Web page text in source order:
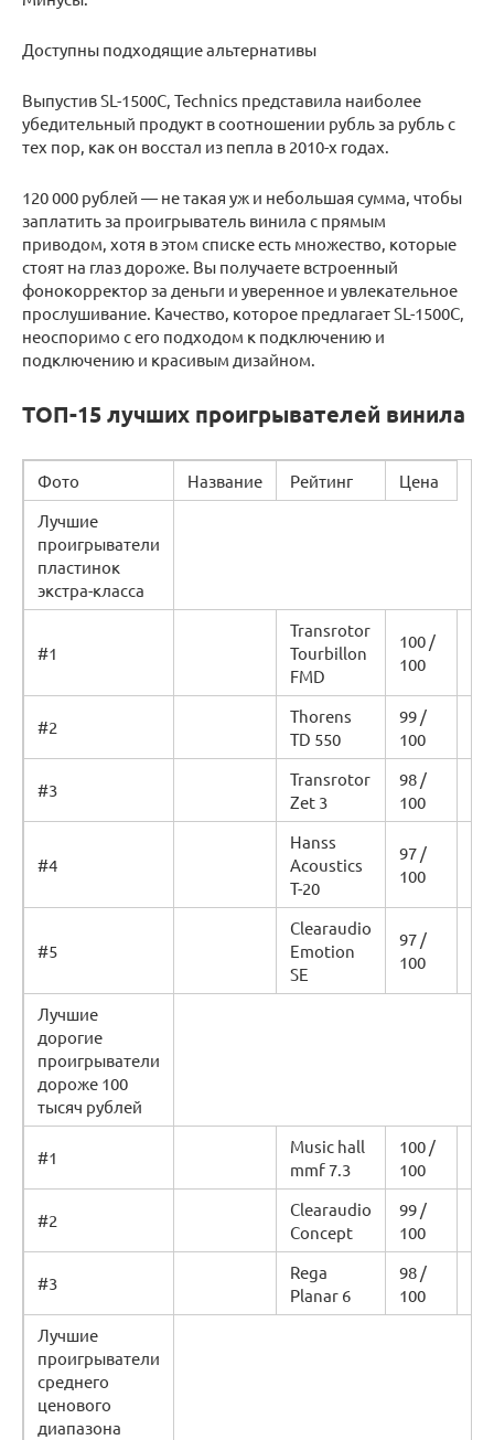
Доступны подходящие альтернативы
Выпустив SL-1500C, Technics представила наиболее
убедительный продукт в соотношении рубль за рубль с
тех пор, как он восстал из пепла в 2010-х годах.
120 000 рублей — не такая уж и небольшая сумма, чтобы
заплатить за проигрыватель винила с прямым
приводом, хотя в этом списке есть множество, которые
стоят на глаз дороже. Вы получаете встроенный
фонокорректор за деньги и уверенное и увлекательное
прослушивание. Качество, которое предлагает SL-1500C,
неоспоримо с его подходом к подключению и
подключению и красивым дизайном.
ТОП-15 лучших проигрывателей винила
Фото Название Рейтинг
Цена
Лучшие
проигрыватели
пластинок
экстра-класса
#1
Transrotor
Tourbillon
FMD
100 /
100
#2
Thorens
TD 550
99 /
100
#3
Transrotor
Zet 3
98 /
100
#4
Hanss
Acoustics
T-20
97 /
100
#5
Clearaudio
Emotion
SE
97 /
100
Лучшие
дорогие
проигрыватели
дороже 100
тысяч рублей
#1
Music hall
mmf 7.3
100 /
100
#2
Clearaudio
Concept
99 /
100
#3
Rega
Planar 6
98 /
100
Лучшие
проигрыватели
среднего
ценового
диапазона